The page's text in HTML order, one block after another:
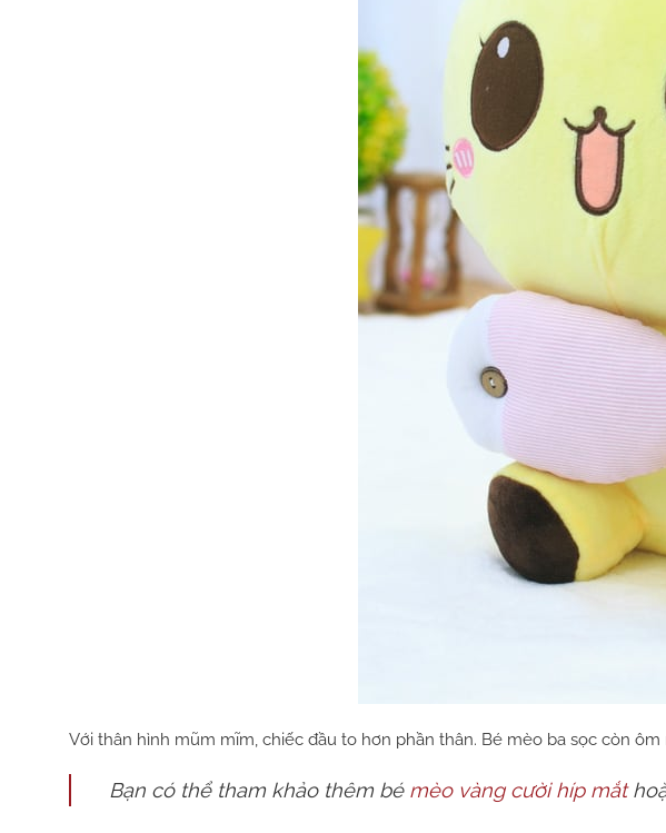
Với thân hình mũm mĩm, chiếc đầu to hơn phần thân. Bé mèo ba sọc còn
Bạn có thể tham khảo thêm bé mèo vàng cười híp mắt